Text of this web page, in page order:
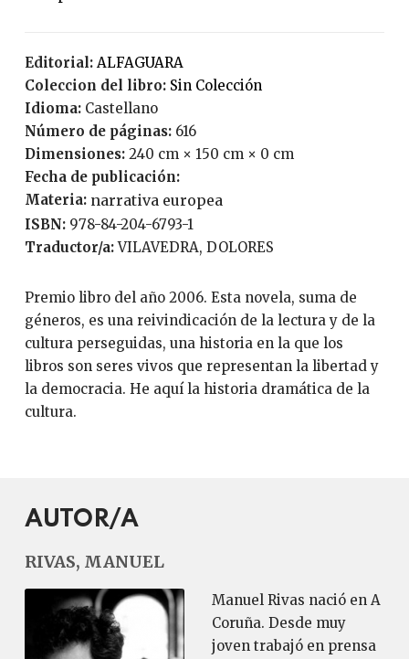
Editorial:
ALFAGUARA
Coleccion del libro:
Sin Colección
Idioma:
Castellano
Número de páginas:
616
Dimensiones: 240 cm × 150 cm × 0 cm
Fecha de publicación:
Materia: narrativa europea
ISBN:
978-84-204-6793-1
Traductor/a: VILAVEDRA, DOLORES
Premio libro del año 2006. Esta novela, suma de
géneros, es una reivindicación de la lectura y de la
cultura perseguidas, una historia en la que los
libros son seres vivos que representan la libertad y
la democracia. He aquí la historia dramática de la
cultura.
AUTOR/A
RIVAS, MANUEL
Manuel Rivas nació en A
Coruña. Desde muy
joven trabajó en prensa